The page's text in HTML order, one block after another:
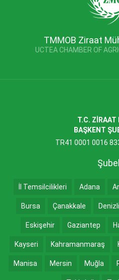
TMMOB Ziraat
UCTEA CHAMBER OF
T.C. ZİRAAT
BAŞKENT
TR41 0001 0016
İl Temsilcilikleri Adana
Bursa Çanakkale Denizli
Eskişehir Gaziantep
Kayseri Kahramanmaraş
Manisa Mersin Muğla